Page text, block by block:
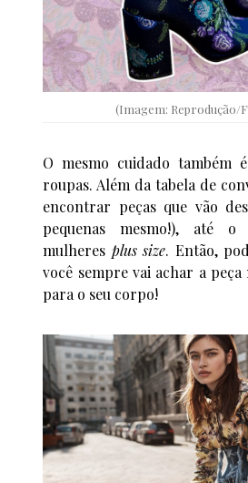
(Imagem: Reprodução/
O mesmo cuidado também
roupas. Além da tabela de
encontrar peças que vão
pequenas mesmo!), até
mulheres plus size. Então,
você sempre vai achar a
para o seu corpo!